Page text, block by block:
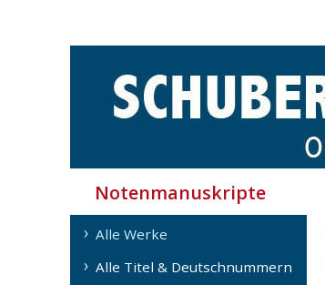
Notenmanuskripte
Alle Werke
Alle Titel & Deutschnummern